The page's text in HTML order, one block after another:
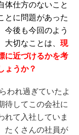
体仕方のないこと
とに問題があった
今後も今回のよう
切なことは、 現
に近づけるかを考
ょうか？
われ過ぎていたよ
待してこの会社に
れて入社していま
たくさんの社員が